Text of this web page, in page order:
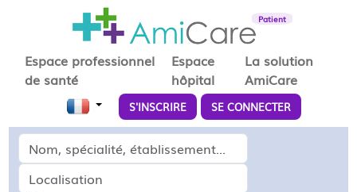
Patient
Espace professionnel
de santé
Espace
hôpital
La solution
AmiCare
S'INSCRIRE SE CONNECTER
Médecin, spécialité, établissement...
Localisation